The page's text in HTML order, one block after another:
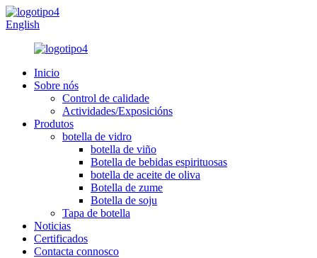
English
Inicio
Sobre nós
Control de calidade
Actividades/Exposicións
Produtos
botella de vidro
botella de viño
Botella de bebidas espirituosas
botella de aceite de oliva
Botella de zume
Botella de soju
Tapa de botella
Noticias
Certificados
Contacta connosco